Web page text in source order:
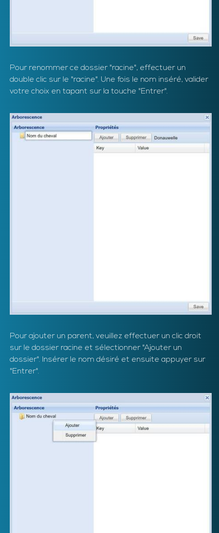
Pour renommer ce dossier "racine", effectuer un
double clic sur le "racine". Une fois le nom inséré, valider
votre choix en tapant sur la touche "Entrer".
Pour ajouter un parent, veuillez effectuer un clic droit
sur le dossier racine et sélectionner "Ajouter un
dossier". Insérer le nom désiré et ensuite appuyer sur
"Entrer".